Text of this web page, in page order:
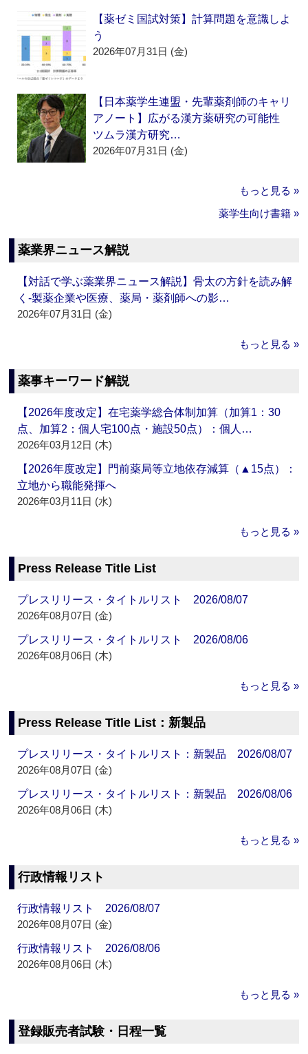
【薬ゼミ国試対策】計算問題を意識しよ
う
2026年07月31日 (金)
【日本薬学生連盟・先輩薬剤師のキャリ
アノート】広がる漢方薬研究の可能性
ツムラ漢方研究…
2026年07月31日 (金)
もっと見る »
薬学生向け書籍 »
薬業界ニュース解説
【対話で学ぶ薬業界ニュース解説】骨太の方針を読み解
く‐製薬企業や医療、薬局・薬剤師への影…
2026年07月31日 (金)
もっと見る »
薬事キーワード解説
【2026年度改定】在宅薬学総合体制加算（加算1：30
点、加算2：個人宅100点・施設50点）：個人…
2026年03月12日 (木)
【2026年度改定】門前薬局等立地依存減算（▲15点）：
立地から職能発揮へ
2026年03月11日 (水)
もっと見る »
Press Release Title List
プレスリリース・タイトルリスト 2026/08/07
2026年08月07日 (金)
プレスリリース・タイトルリスト 2026/08/06
2026年08月06日 (木)
もっと見る »
Press Release Title List：新製品
プレスリリース・タイトルリスト：新製品 2026/08/07
2026年08月07日 (金)
プレスリリース・タイトルリスト：新製品 2026/08/06
2026年08月06日 (木)
もっと見る »
行政情報リスト
行政情報リスト 2026/08/07
2026年08月07日 (金)
行政情報リスト 2026/08/06
2026年08月06日 (木)
もっと見る »
登録販売者試験・日程一覧